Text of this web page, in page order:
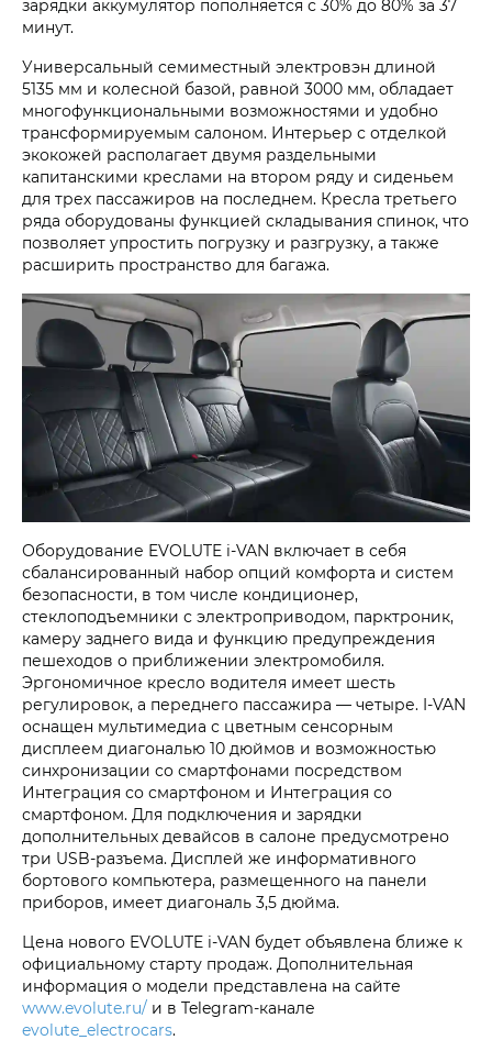
зарядки аккумулятор пополняется с 30% до 80% за 37
минут.
Универсальный семиместный электровэн длиной
5135 мм и колесной базой, равной 3000 мм, обладает
многофункциональными возможностями и удобно
трансформируемым салоном. Интерьер с отделкой
экокожей располагает двумя раздельными
капитанскими креслами на втором ряду и сиденьем
для трех пассажиров на последнем. Кресла третьего
ряда оборудованы функцией складывания спинок, что
позволяет упростить погрузку и разгрузку, а также
расширить пространство для багажа.
Оборудование EVOLUTE i‑VAN включает в себя
сбалансированный набор опций комфорта и систем
безопасности, в том числе кондиционер,
стеклоподъемники с электроприводом, парктроник,
камеру заднего вида и функцию предупреждения
пешеходов о приближении электромобиля.
Эргономичное кресло водителя имеет шесть
регулировок, а переднего пассажира — четыре. I-VAN
оснащен мультимедиа с цветным сенсорным
дисплеем диагональю 10 дюймов и возможностью
синхронизации со смартфонами посредством
Интеграция со смартфоном и Интеграция со
смартфоном. Для подключения и зарядки
дополнительных девайсов в салоне предусмотрено
три USB-разъема. Дисплей же информативного
бортового компьютера, размещенного на панели
приборов, имеет диагональ 3,5 дюйма.
Цена нового EVOLUTE i‑VAN будет объявлена ближе к
официальному старту продаж. Дополнительная
информация о модели представлена на сайте
www.evolute.ru/ и в Telegram-канале
evolute_electrocars.